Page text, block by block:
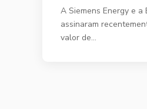
A Siemens Energy e a
assinaram
valor de…